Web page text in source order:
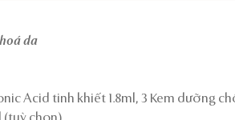
da
Acid tinh khiết 1.8ml, 3 Kem dưỡng